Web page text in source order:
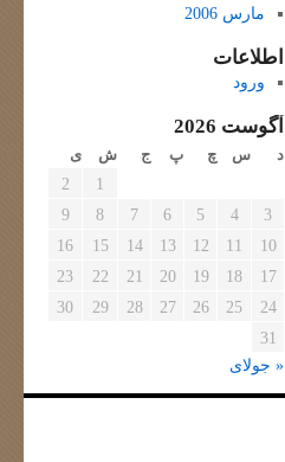
مارس 2006
اطلاعات
ورود
آگوست 2026
د س چ پ ج ش ی
1
2
3
4
5
6
7
8
9
10
11
12
13
14
15
16
17
18
19
20
21
22
23
24
25
26
27
28
29
30
31
« جولای